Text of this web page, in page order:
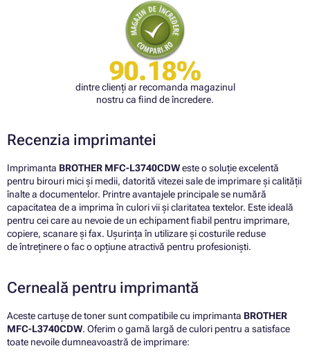
90.18%
dintre clienți ar recomanda magazinul
nostru ca fiind de încredere.
Recenzia imprimantei
Imprimanta BROTHER MFC-L3740CDWeste o soluție excelentă
pentru birouri mici și medii, datorită vitezei sale de imprimare și calității
înalte a documentelor. Printre avantajele principale se numără
capacitatea de a imprima în culori vii și claritatea textelor. Este ideală
pentru cei care au nevoie de un echipament fiabil pentru imprimare,
copiere, scanare și fax. Ușurința în utilizare și costurile reduse
de întreținere o fac o opțiune atractivă pentru profesioniști.
Cerneală pentru imprimantă
Aceste cartușe de toner sunt compatibile cu imprimanta BROTHER
MFC-L3740CDW. Oferim o gamă largă de culori pentru a satisface
toate nevoile dumneavoastră de imprimare: